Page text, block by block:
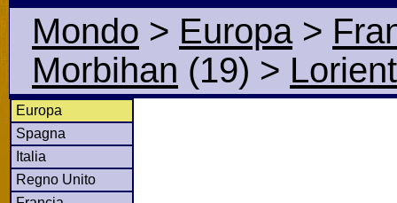
Mondo > Europa>
Morbihan (19) > Lorient
Europa
Spagna
Italia
Regno Unito